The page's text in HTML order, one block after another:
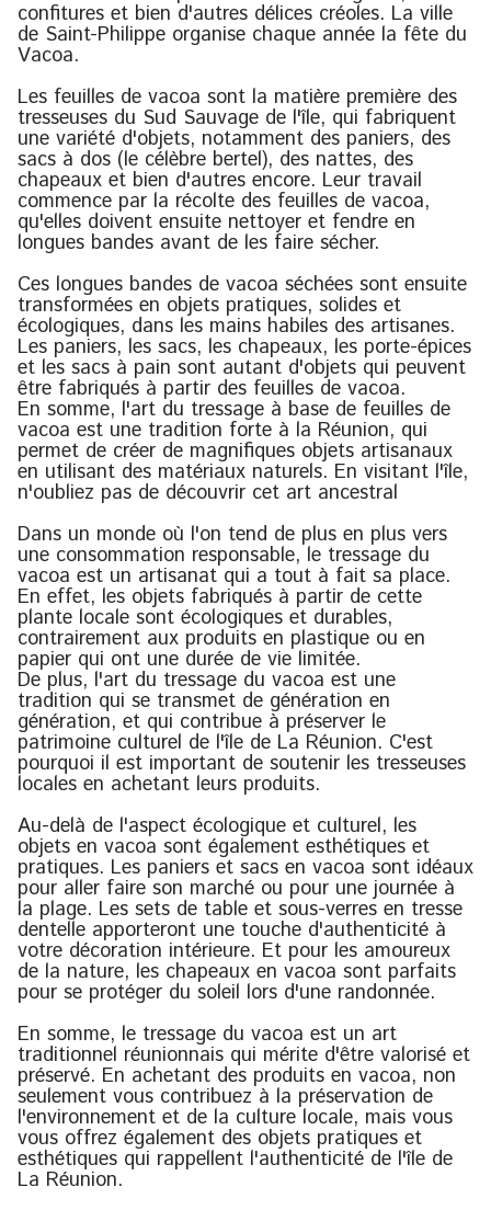
confitures et bien d'autres délices créoles. La ville
de Saint-Philippe organise chaque année la fête du
Vacoa.
Les feuilles de vacoa sont la matière première des
tresseuses du Sud Sauvage de l'île, qui fabriquent
une variété d'objets, notamment des paniers, des
sacs à dos (le célèbre bertel), des nattes, des
chapeaux et bien d'autres encore. Leur travail
commence par la récolte des feuilles de vacoa,
qu'elles doivent ensuite nettoyer et fendre en
longues bandes avant de les faire sécher.
Ces longues bandes de vacoa séchées sont ensuite
transformées en objets pratiques, solides et
écologiques, dans les mains habiles des artisanes.
Les paniers, les sacs, les chapeaux, les porte-épices
et les sacs à pain sont autant d'objets qui peuvent
être fabriqués à partir des feuilles de vacoa.
En somme, l'art du tressage à base de feuilles de
vacoa est une tradition forte à la Réunion, qui
permet de créer de magnifiques objets artisanaux
en utilisant des matériaux naturels. En visitant l'île,
n'oubliez pas de découvrir cet art ancestral
Dans un monde où l'on tend de plus en plus vers
une consommation responsable, le tressage du
vacoa est un artisanat qui a tout à fait sa place.
En effet, les objets fabriqués à partir de cette
plante locale sont écologiques et durables,
contrairement aux produits en plastique ou en
papier qui ont une durée de vie limitée.
De plus, l'art du tressage du vacoa est une
tradition qui se transmet de génération en
génération, et qui contribue à préserver le
patrimoine culturel de l'île de La Réunion. C'est
pourquoi il est important de soutenir les tresseuses
locales en achetant leurs produits.
Au-delà de l'aspect écologique et culturel, les
objets en vacoa sont également esthétiques et
pratiques. Les paniers et sacs en vacoa sont idéaux
pour aller faire son marché ou pour une journée à
la plage. Les sets de table et sous-verres en tresse
dentelle apporteront une touche d'authenticité à
votre décoration intérieure. Et pour les amoureux
de la nature, les chapeaux en vacoa sont parfaits
pour se protéger du soleil lors d'une randonnée.
En somme, le tressage du vacoa est un art
traditionnel réunionnais qui mérite d'être valorisé et
préservé. En achetant des produits en vacoa, non
seulement vous contribuez à la préservation de
l'environnement et de la culture locale, mais vous
vous offrez également des objets pratiques et
esthétiques qui rappellent l'authenticité de l'île de
La Réunion.